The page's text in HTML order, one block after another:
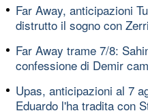
Far Away, anticipazioni
distrutto il sogno con
Far Away trame 7/8:
confessione di Demir
Upas, anticipazioni al 7
Eduardo l'ha tradita con